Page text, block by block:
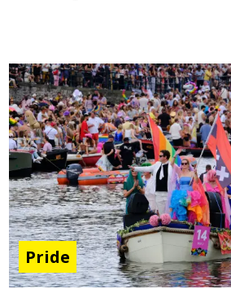
Pride